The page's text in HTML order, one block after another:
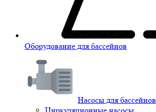
Оборудование для бассейнов
Насосы для бассейнов